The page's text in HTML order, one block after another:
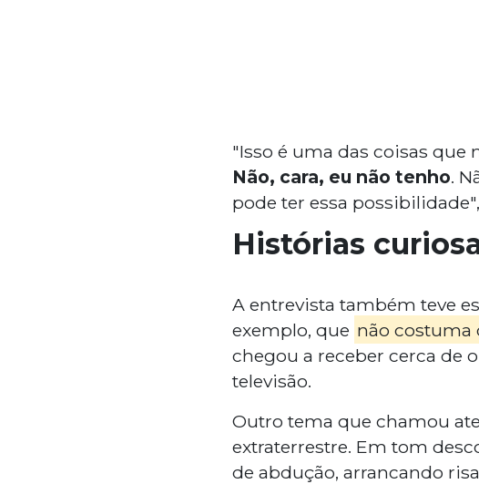
"Isso é uma das coisas que
Não, cara, eu não tenho.
pode ter essa
Histórias
A entrevista também teve
exemplo, que não costuma
chegou a receber cerca de
televisão.
Outro tema que chamou
extraterrestre. Em tom
de abdução, arrancando